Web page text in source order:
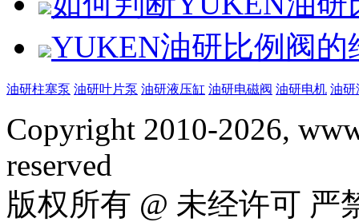
YUKEN油研比例阀的
油研柱塞泵 油研叶片泵 油研液压缸 油研电磁阀 油研电机 油研
Copyright 2010-2026,
reserved
版权所有 @ 未经许可 严